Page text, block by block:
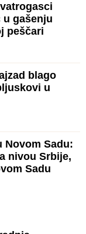
u gašenju
peščari
blago
u
Novom Sadu:
nivou Srbije,
Sadu